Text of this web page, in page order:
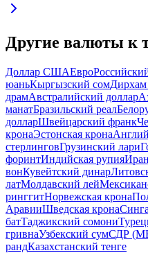
Другие валюты к
Доллар СШАЕвро
юаньКыргызский сом
драмАвстралийский доллар
манатБразильский реал
долларШвейцарский франк
кронаЭстонская крона
стерлинговГрузинский лари
форинтИндийская рупия
вонКувейтский динар
латМолдавский лей
ринггитНорвежская крона
АравииШведская крона
батТаджикский сомони
гривнаУзбекский сумСДР
рандКазахстанский тенге